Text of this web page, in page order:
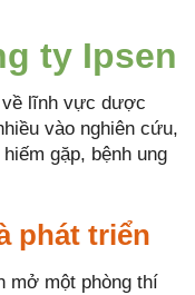
ty Ipsen
về lĩnh vực dược
vào nghiên cứu,
gặp, bệnh ung
phát triển
mở một phòng thí